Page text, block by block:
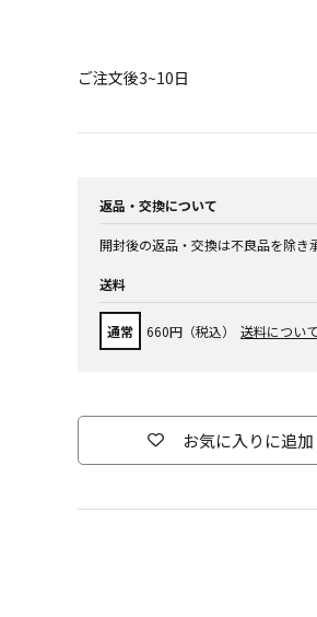
ご注文後3~10日
返品・交換について
開封後の返品・交換は不良品を除き
送料
通常 660円（税込） 送料について
お気に入りに追加